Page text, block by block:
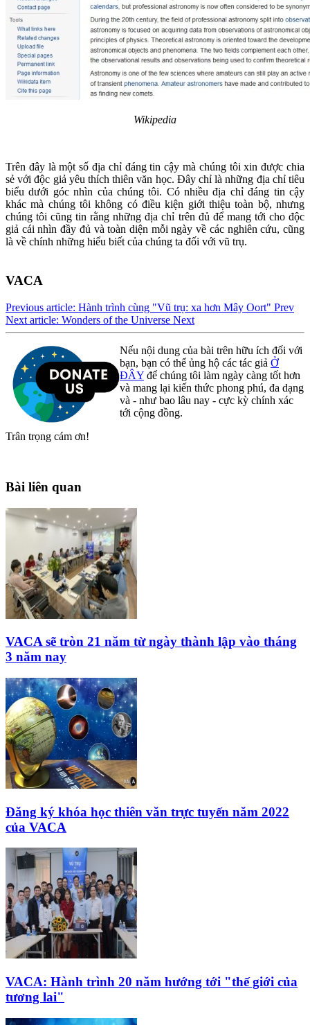
Wikipedia
Trên đây là một số địa chỉ đáng tin cậy mà chúng tôi xin được chia
sẻ với độc giả yêu thích thiên văn học. Đây chỉ là những địa chỉ tiêu
biểu dưới góc nhìn của chúng tôi. Có nhiều địa chỉ đáng tin cậy
khác mà chúng tôi không có điều kiện giới thiệu toàn bộ, nhưng
chúng tôi cũng tin rằng những địa chỉ trên đủ để mang tới cho độc
giả cái nhìn đầy đủ và toàn diện mỗi ngày về các nghiên cứu, cũng
là về chính những hiểu biết của chúng ta đối với vũ trụ.
VACA
Previous article: Hành trình cùng "Vũ trụ: xa hơn Mây Oort" Prev
Next article: Wonders of the Universe Next
Nếu nội dung của bài trên hữu ích đối với
bạn, bạn có thể ủng hộ các tác giả Ở
ĐÂY để chúng tôi làm ngày càng tốt hơn
và mang lại kiến thức phong phú, đa dạng
và - như bao lâu nay - cực kỳ chính xác
tới cộng đồng.
Trân trọng cám ơn!
Bài liên quan
VACA sẽ tròn 21 năm từ ngày thành lập vào tháng
3 năm nay
Đăng ký khóa học thiên văn trực tuyến năm 2022
của VACA
VACA: Hành trình 20 năm hướng tới "thế giới của
tương lai"